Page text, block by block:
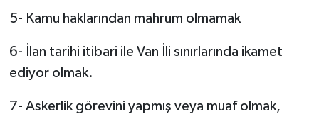
5- Kamu haklarından mahrum olmamak
6- İlan tarihi itibari ile Van İli sınırlarında ikamet
ediyor olmak.
7- Askerlik görevini yapmış veya muaf olmak,